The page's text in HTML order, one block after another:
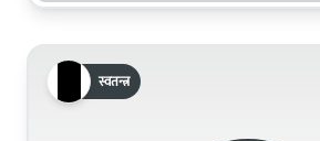
स्वतन्त्र